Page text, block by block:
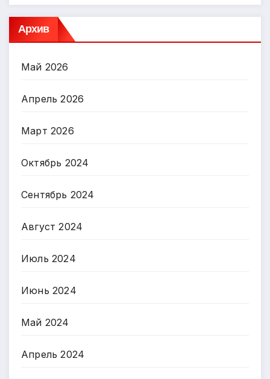
Архив
Май 2026
Апрель 2026
Март 2026
Октябрь 2024
Сентябрь 2024
Август 2024
Июль 2024
Июнь 2024
Май 2024
Апрель 2024